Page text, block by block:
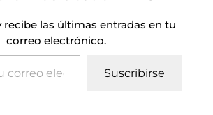
recibe las últimas entradas en tu
correo electrónico.
Suscribirse